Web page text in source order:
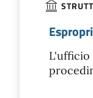
Espropri
L'ufficio